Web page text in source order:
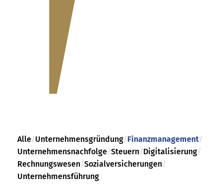
Alle/Unternehmensgründung/Finanzmanagement/
Unternehmensnachfolge/Steuern/Digitalisierung/
Rechnungswesen/Sozialversicherungen/
Unternehmensführung